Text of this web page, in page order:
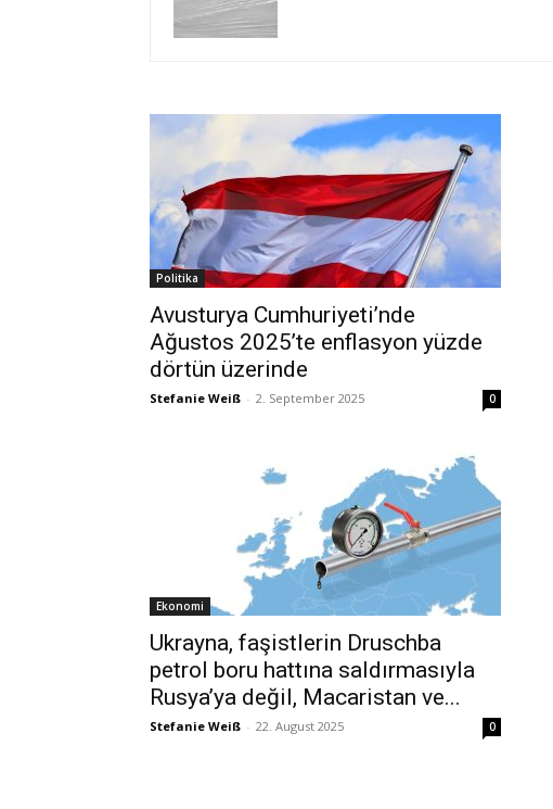
Politika
Avusturya Cumhuriyeti’nde
Ağustos 2025’te enflasyon yüzde
dörtün üzerinde
Stefanie Weiß - 2. September 2025 0
Ekonomi
Ukrayna, faşistlerin Druschba
petrol boru hattına saldırmasıyla
Rusya’ya değil, Macaristan ve...
Stefanie Weiß - 22. August 2025 0